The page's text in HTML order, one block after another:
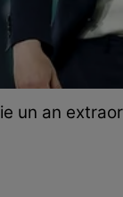
un an